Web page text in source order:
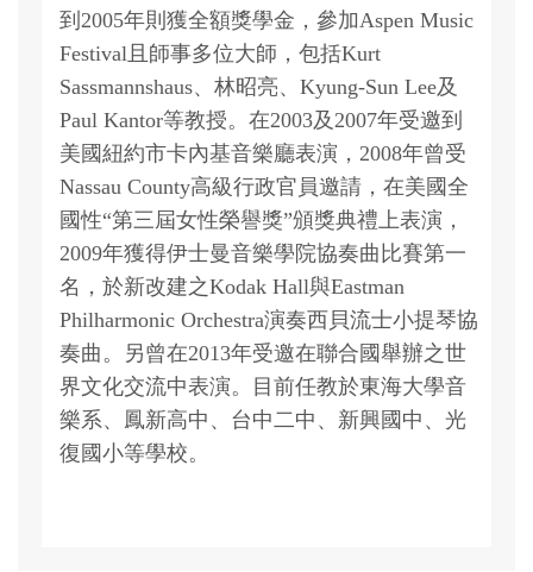
到2005年則獲全額獎學金，參加Aspen Music
Festival且師事多位大師，包括Kurt
Sassmannshaus、林昭亮、Kyung-Sun Lee及
Paul Kantor等教授。在2003及2007年受邀到
美國紐約市卡內基音樂廳表演，2008年曾受
Nassau County高級行政官員邀請，在美國全
國性“第三屆女性榮譽獎”頒獎典禮上表演，
2009年獲得伊士曼音樂學院協奏曲比賽第一
名，於新改建之Kodak Hall與Eastman
Philharmonic Orchestra演奏西貝流士小提琴協
奏曲。另曾在2013年受邀在聯合國舉辦之世
界文化交流中表演。目前任教於東海大學音
樂系、鳳新高中、台中二中、新興國中、光
復國小等學校。